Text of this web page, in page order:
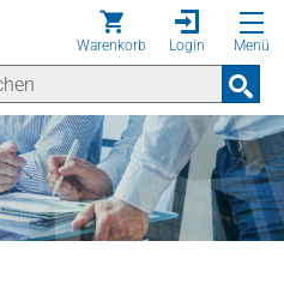
Warenkorb Login Menü